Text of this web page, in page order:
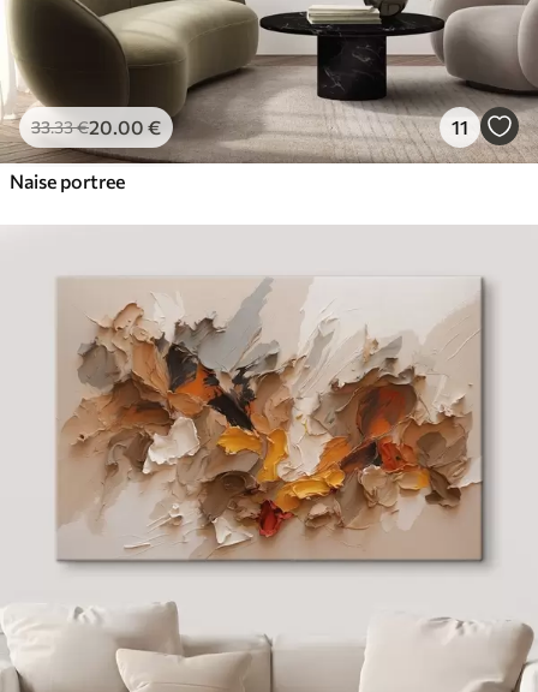
33.33€20.00 € 11
Naise portree